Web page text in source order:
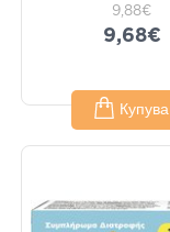
9,88€
9,68€
Купува